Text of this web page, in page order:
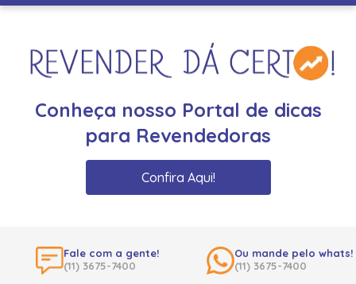
Conheça nosso Portal de dicas
para Revendedoras
Confira Aqui!
Fale com a gente!
(11) 3675-7400
Ou mande pelo whats!
(11) 3675-7400